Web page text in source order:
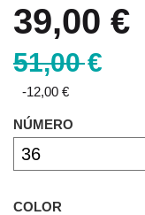
39,00 €
51,00 €
-12,00 €
NÚMERO
COLOR